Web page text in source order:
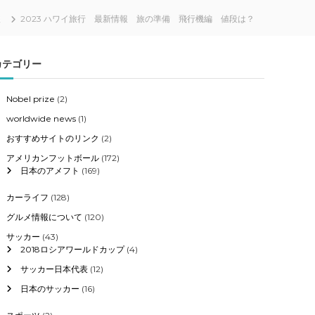
2023 ハワイ旅行 最新情報 旅の準備 飛行機編 値段は？
テゴリー
Nobel prize (2)
worldwide news (1)
おすすめサイトのリンク (2)
アメリカンフットボール (172)
日本のアメフト (169)
カーライフ (128)
グルメ情報について (120)
サッカー (43)
2018ロシアワールドカップ(4)
サッカー日本代表 (12)
日本のサッカー (16)